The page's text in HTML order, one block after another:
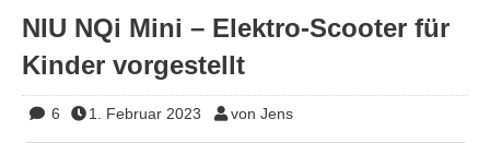
NIU NQi Mini – Elektro-Scooter für
Kinder vorgestellt
6 1. Februar 2023 von Jens